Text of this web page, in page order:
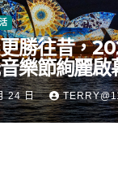
勝往昔，
樂節絢麗啟
24 日